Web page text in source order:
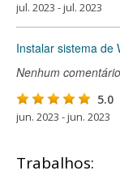
jul. 2023 - jul. 2023
Instalar sistema de
Nenhum comentário
5.0
jun. 2023 - jun. 2023
Trabalhos: